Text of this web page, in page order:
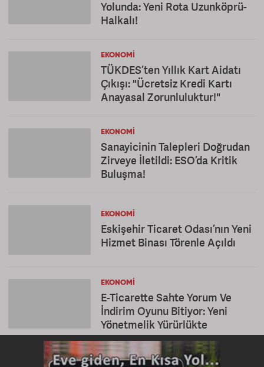
Yolunda: Yeni Rota Uzunköprü-
Halkalı!
EKONOMI
TÜKDES’ten Yıllık Kart Aidatı
Çıkışı: "Ücretsiz Kredi Kartı
Anayasal Zorunluluktur!"
EKONOMI
Sanayicinin Talepleri Doğrudan
Zirveye İletildi: ESO’da Kritik
Buluşma!
EKONOMI
Eskişehir Ticaret Odası’nın Yeni
Hizmet Binası Törenle Açıldı
EKONOMI
E-Ticarette Sahte Yorum Ve
İndirim Oyunu Bitiyor: Yeni
Yönetmelik Yürürlükte